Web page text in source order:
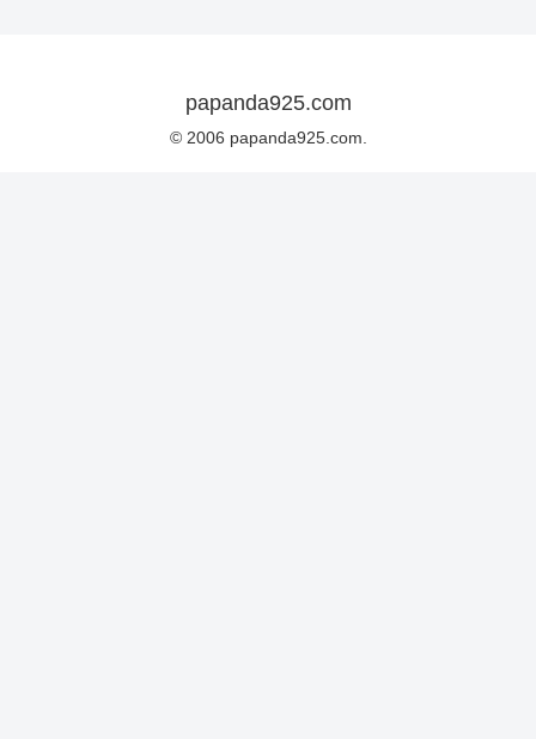
papanda925.com
© 2006 papanda925.com.